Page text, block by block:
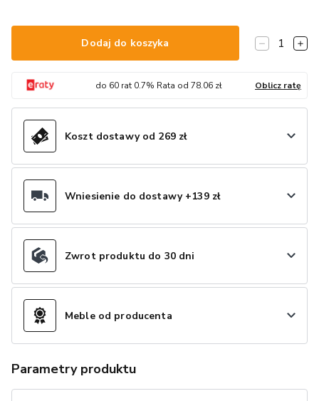
Dodaj do koszyka 1
do 60 rat 0.7% Rata od 78.06 zł Oblicz ratę
Koszt dostawy od 269 zł
Wniesienie do dostawy +139 zł
Zwrot produktu do 30 dni
Meble od producenta
Parametry produktu